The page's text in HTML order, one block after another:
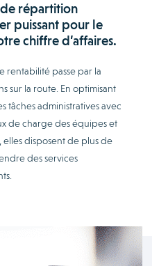
répartition
puissant pour le
chiffre d’affaires.
rentabilité passe par la
sur la route. En optimisant
tâches administratives avec
de charge des équipes et
elles disposent de plus de
des services